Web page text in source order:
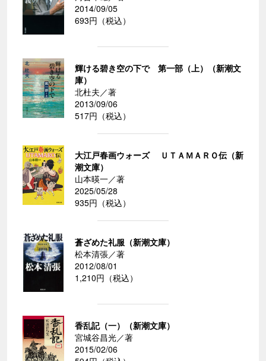
2014/09/05
693円（税込）
輝ける碧き空の下で 第一部（上）（新潮文
庫）
北杜夫／著
2013/09/06
517円（税込）
大江戸春画ウォーズ ＵＴＡＭＡＲＯ伝（新
潮文庫）
山本暎一／著
2025/05/28
935円（税込）
蒼ざめた礼服（新潮文庫）
松本清張／著
2012/08/01
1,210円（税込）
香乱記（一）（新潮文庫）
宮城谷昌光／著
2015/02/06